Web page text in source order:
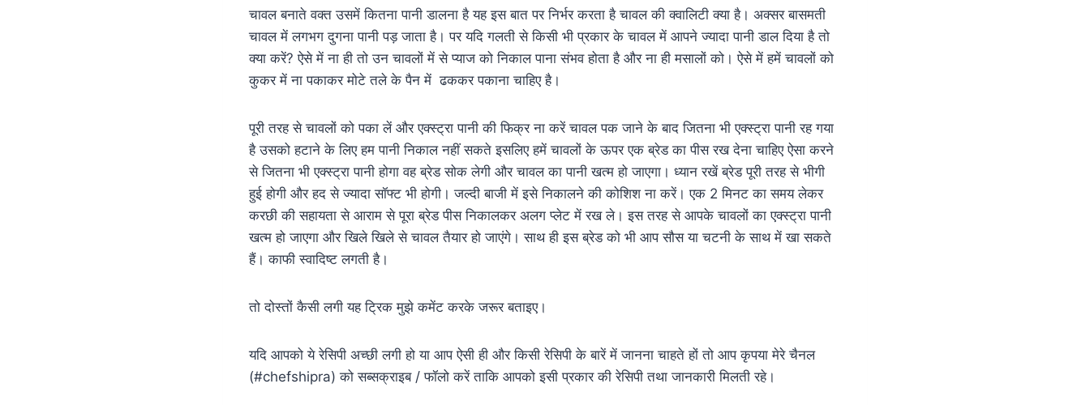
चावल बनाते वक्त उसमें कितना पानी डालना है यह इस बात पर निर्भर करता है चावल की क्वालिटी क्या है। अक्सर बासमती
चावल में लगभग दुगना पानी पड़ जाता है। पर यदि गलती से किसी भी प्रकार के चावल में आपने ज्यादा पानी डाल दिया है तो
क्या करें? ऐसे में ना ही तो उन चावलों में से प्याज को निकाल पाना संभव होता है और ना ही मसालों को। ऐसे में हमें चावलों को
कुकर में ना पकाकर मोटे तले के पैन में ढककर पकाना चाहिए है।
पूरी तरह से चावलों को पका लें और एक्स्ट्रा पानी की फिक्र ना करें चावल पक जाने के बाद जितना भी एक्स्ट्रा पानी रह गया
है उसको हटाने के लिए हम पानी निकाल नहीं सकते इसलिए हमें चावलों के ऊपर एक ब्रेड का पीस रख देना चाहिए ऐसा करने
से जितना भी एक्स्ट्रा पानी होगा वह ब्रेड सोक लेगी और चावल का पानी खत्म हो जाएगा। ध्यान रखें ब्रेड पूरी तरह से भीगी
हुई होगी और हद से ज्यादा सॉफ्ट भी होगी। जल्दी बाजी में इसे निकालने की कोशिश ना करें। एक 2 मिनट का समय लेकर
करछी की सहायता से आराम से पूरा ब्रेड पीस निकालकर अलग प्लेट में रख ले। इस तरह से आपके चावलों का एक्स्ट्रा पानी
खत्म हो जाएगा और खिले खिले से चावल तैयार हो जाएंगे। साथ ही इस ब्रेड को भी आप सौस या चटनी के साथ में खा सकते
हैं। काफी स्वादिष्ट लगती है।
तो दोस्तों कैसी लगी यह ट्रिक मुझे कमेंट करके जरूर बताइए।
यदि आपको ये रेसिपी अच्छी लगी हो या आप ऐसी ही और किसी रेसिपी के बारें में जानना चाहते हों तो आप कृपया मेरे चैनल
(#chefshipra) को सब्सक्राइब / फॉलो करें ताकि आपको इसी प्रकार की रेसिपी तथा जानकारी मिलती रहे।